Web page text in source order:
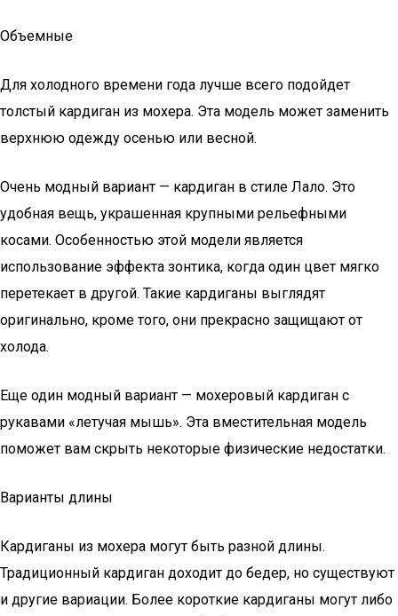
Объемные
Для холодного времени года лучше всего подойдет
толстый кардиган из мохера. Эта модель может заменить
верхнюю одежду осенью или весной.
Очень модный вариант — кардиган в стиле Лало. Это
удобная вещь, украшенная крупными рельефными
косами. Особенностью этой модели является
использование эффекта зонтика, когда один цвет мягко
перетекает в другой. Такие кардиганы выглядят
оригинально, кроме того, они прекрасно защищают от
холода.
Еще один модный вариант — мохеровый кардиган с
рукавами «летучая мышь». Эта вместительная модель
поможет вам скрыть некоторые физические недостатки.
Варианты длины
Кардиганы из мохера могут быть разной длины.
Традиционный кардиган доходит до бедер, но существуют
и другие вариации. Более короткие кардиганы могут либо